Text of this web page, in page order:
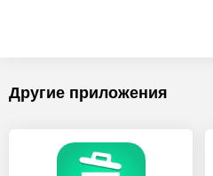
Другие приложения